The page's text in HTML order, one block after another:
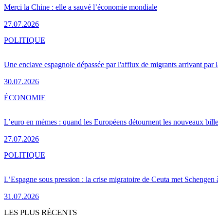
Merci la Chine : elle a sauvé l’économie mondiale
27.07.2026
Une enclave espagnole dépassée par l'afflux de migrants arrivant par
30.07.2026
POLITIQUE
L’euro en mèmes : quand les Européens détournent les nouveaux
27.07.2026
ÉCONOMIE
L’Espagne sous pression : la crise migratoire de Ceuta met Schengen
31.07.2026
POLITIQUE
LES PLUS RÉCENTS